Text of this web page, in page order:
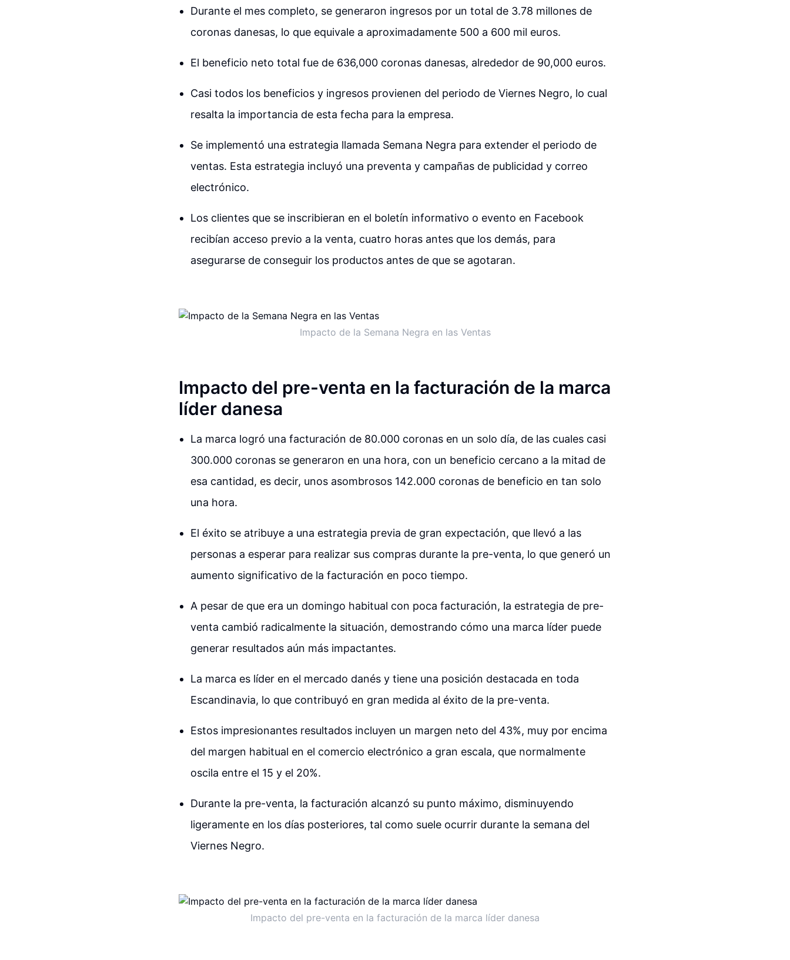
Durante el mes completo, se generaron ingresos por un total de 3.78 millones de
coronas danesas, lo que equivale a aproximadamente 500 a 600 mil euros.
El beneficio neto total fue de 636,000 coronas danesas, alrededor de 90,000 euros.
Casi todos los beneficios y ingresos provienen del periodo de Viernes Negro, lo cual
resalta la importancia de esta fecha para la empresa.
Se implementó una estrategia llamada Semana Negra para extender el periodo de
ventas. Esta estrategia incluyó una preventa y campañas de publicidad y correo
electrónico.
Los clientes que se inscribieran en el boletín informativo o evento en Facebook
recibían acceso previo a la venta, cuatro horas antes que los demás, para
asegurarse de conseguir los productos antes de que se agotaran.
Impacto de la Semana Negra en las Ventas
Impacto del pre-venta en la facturación de la marca
líder danesa
La marca logró una facturación de 80.000 coronas en un solo día, de las cuales casi
300.000 coronas se generaron en una hora, con un beneficio cercano a la mitad de
esa cantidad, es decir, unos asombrosos 142.000 coronas de beneficio en tan solo
una hora.
El éxito se atribuye a una estrategia previa de gran expectación, que llevó a las
personas a esperar para realizar sus compras durante la pre-venta, lo que generó un
aumento significativo de la facturación en poco tiempo.
A pesar de que era un domingo habitual con poca facturación, la estrategia de pre-
venta cambió radicalmente la situación, demostrando cómo una marca líder puede
generar resultados aún más impactantes.
La marca es líder en el mercado danés y tiene una posición destacada en toda
Escandinavia, lo que contribuyó en gran medida al éxito de la pre-venta.
Estos impresionantes resultados incluyen un margen neto del 43%, muy por encima
del margen habitual en el comercio electrónico a gran escala, que normalmente
oscila entre el 15 y el 20%.
Durante la pre-venta, la facturación alcanzó su punto máximo, disminuyendo
ligeramente en los días posteriores, tal como suele ocurrir durante la semana del
Viernes Negro.
Impacto del pre-venta en la facturación de la marca líder danesa